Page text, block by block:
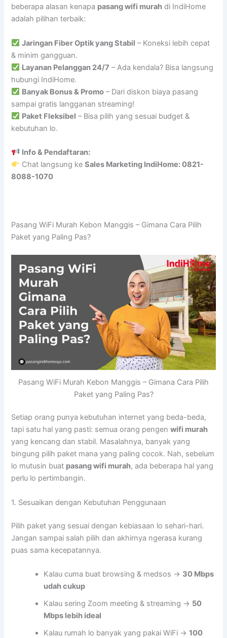
beberapa alasan kenapa pasang wifi murah di IndiHome
adalah pilihan terbaik:
Jaringan Fiber Optik yang Stabil – Koneksi lebih cepat
& minim gangguan.
Layanan Pelanggan 24/7 – Ada kendala? Bisa langsung
hubungi IndiHome.
Banyak Bonus & Promo – Dari diskon biaya pasang
sampai gratis langganan streaming!
Paket Fleksibel – Bisa pilih yang sesuai budget &
kebutuhan lo.
Info & Pendaftaran:
Chat langsung keSales Marketing IndiHome: 0821-
8088-1070
Pasang WiFi Murah Kebon Manggis – Gimana Cara Pilih
Paket yang Paling Pas?
Pasang WiFi Murah Kebon Manggis – Gimana Cara Pilih
Paket yang Paling Pas?
Setiap orang punya kebutuhan internet yang beda-beda,
tapi satu hal yang pasti: semua orang pengenwifi murah
yang kencang dan stabil. Masalahnya, banyak yang
bingung pilih paket mana yang paling cocok. Nah, sebelum
lo mutusin buat pasang wifi murah, ada beberapa hal yang
perlu lo pertimbangin.
1. Sesuaikan dengan Kebutuhan Penggunaan
Pilih paket yang sesuai dengan kebiasaan lo sehari-hari.
Jangan sampai salah pilih dan akhirnya ngerasa kurang
puas sama kecepatannya.
Kalau cuma buat browsing & medsos → 30 Mbps
udah cukup
Kalau sering Zoom meeting & streaming → 50
Mbps lebih ideal
Kalau rumah lo banyak yang pakai WiFi →100